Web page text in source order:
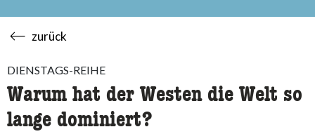
zurück
DIENSTAGS-REIHE
Warum hat der Westen die Welt so
lange dominiert?